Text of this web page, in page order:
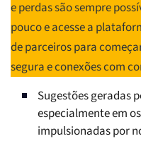
e perdas são sempre
pouco e acesse a
de parceiros para
segura e conexões com
Sugestões geradas
especialmente em
impulsionadas por